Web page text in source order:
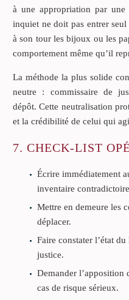
à une appropriation par
inquiet ne doit pas entrer
à son tour les bijoux ou les
comportement même qu’il
La méthode la plus solide
neutre : commissaire de
dépôt. Cette neutralisation
et la crédibilité de celui qui
7. CHECK-LIST
Écrire immédiatement
inventaire
Mettre en demeure les
déplacer.
Faire constater l’état
justice.
Demander l’apposition
cas de risque sérieux.